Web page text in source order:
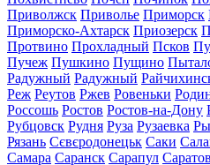
Приволжск Приволье Приморск
Приморско-Ахтарск Приозерск
Протвино Прохладный Псков
Пучеж Пушкино Пущино
Радужный Радужный
Реж Реутов Ржев Ровеньки
Россошь Ростов Ростов-на-Дону
Рубцовск Рудня Руза Рузаевка
Рязань Сєвєродонецьк Саки
Самара Саранск Сарапул Саратов